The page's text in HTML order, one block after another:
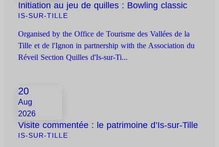
Initiation au jeu de quilles : Bowling classic
IS-SUR-TILLE
Organised by the Office de Tourisme des Vallées de la
Tille et de l'Ignon in partnership with the Association du
Réveil Section Quilles d'Is-sur-Ti...
20
Aug
2026
Visite commentée : le patrimoine d’Is-sur-Tille
IS-SUR-TILLE